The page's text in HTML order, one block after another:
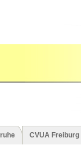
CVUA Freiburg